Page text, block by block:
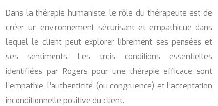
Dans la thérapie humaniste, le rôle du thérapeute est de
créer un environnement sécurisant et empathique dans
lequel le client peut explorer librement ses pensées et
ses sentiments. Les trois conditions essentielles
identifiées par Rogers pour une thérapie efficace sont
l’empathie, l’authenticité (ou congruence) et l’acceptation
inconditionnelle positive du client.